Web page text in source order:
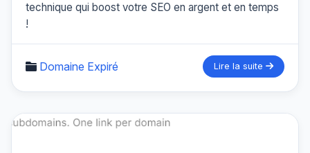
technique qui boost votre SEO en argent et en temps
!
Domaine Expiré Lire la suite